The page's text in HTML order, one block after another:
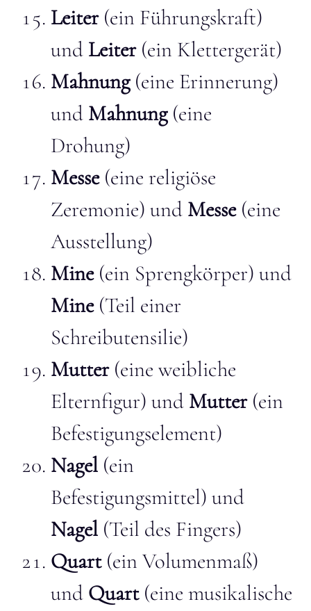
Leiter(ein Führungskraft)
und Leiter(ein Klettergerät)
Mahnung(eine Erinnerung)
und Mahnung(eine
Drohung)
Messe(eine religiöse
Zeremonie) und Messe(eine
Ausstellung)
Mine(ein Sprengkörper) und
Mine(Teil einer
Schreibutensilie)
Mutter(eine weibliche
Elternfigur) und Mutter(ein
Befestigungselement)
Nagel (ein
Befestigungsmittel) und
Nagel (Teil des Fingers)
Quart(ein Volumenmaß)
und Quart(eine musikalische